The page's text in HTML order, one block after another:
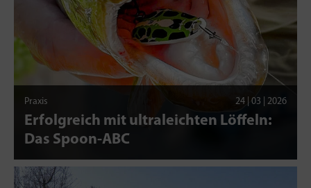
Praxis 24 | 03 | 2026
Erfolgreich mit ultraleichten Löffeln:
Das Spoon-ABC